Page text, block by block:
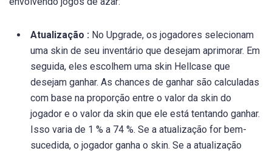
Atualização : No Upgrade, os jogadores selecionam
uma skin de seu inventário que desejam aprimorar. Em
seguida, eles escolhem uma skin Hellcase que
desejam ganhar. As chances de ganhar são calculadas
com base na proporção entre o valor da skin do
jogador e o valor da skin que ele está tentando ganhar.
Isso varia de 1 % a 74 %. Se a atualização for bem-
sucedida, o jogador ganha o skin. Se a atualização